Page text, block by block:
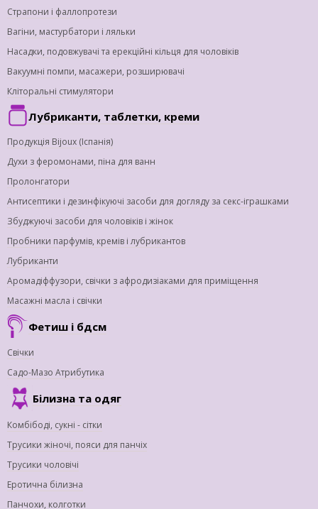
Страпони і фаллопротези
Вагіни, мастурбатори і ляльки
Насадки, подовжувачі та ерекційні кільця для чоловіків
Вакуумні помпи, масажери, розширювачі
Кліторальні стимулятори
Лубриканти, таблетки, креми
Продукція Bijoux (Іспанія)
Духи з феромонами, піна для ванн
Пролонгатори
Антисептики і дезинфікуючі засоби для догляду за секс-іграшками
Збуджуючі засоби для чоловіків і жінок
Пробники парфумів, кремів і лубрикантов
Лубриканти
Аромадіффузори, свічки з афродизіаками для приміщення
Масажні масла і свічки
Фетиш і бдсм
Свічки
Садо-Мазо Атрибутика
Білизна та одяг
Комбібоді, сукні - сітки
Трусики жіночі, пояси для панчіх
Трусики чоловічі
Еротична білизна
Панчохи, колготки